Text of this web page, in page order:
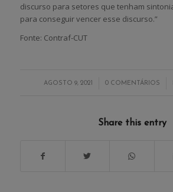
discurso para setores que tenham
para conseguir vencer esse discurso.”
Fonte: Contraf-CUT
AGOSTO 9, 2021
/ 0 COMENTÁRIOS
/
Share this entry